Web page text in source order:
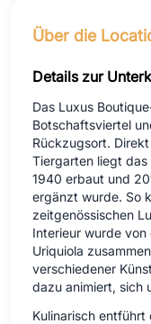
Über die
Details zur
Das Luxus
Botschaftsviertel
Rückzugsort.
Tiergarten liegt das
1940 erbaut und
ergänzt wurde. So
zeitgenössischen
Interieur wurde von
Uriquiola
verschiedener
dazu animiert, sich
Kulinarisch entführt